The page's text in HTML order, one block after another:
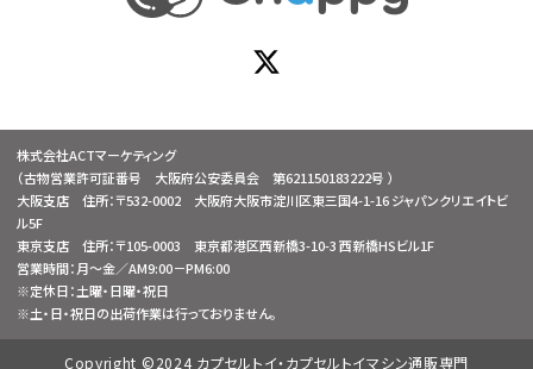
株式会社ACTマーケティング
（古物営業許可証番号 大阪府公安委員会 第621150183222号 ）
大阪支店 住所：〒532-0002 大阪府大阪市淀川区東三国4-1-16 ジャパンクリエイトビ
ル5F
東京支店 住所：〒105-0003 東京都港区西新橋3-10-3 西新橋HSビル1F
営業時間：月～金／AM9:00－PM6:00
※定休日：土曜・日曜・祝日
※土・日・祝日の出荷作業は行っておりません。
Copyright ©2024 カプセルトイ・カプセルトイマシン通販専門